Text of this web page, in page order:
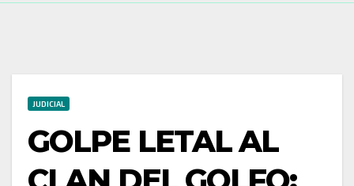
JUDICIAL
GOLPE LETAL AL